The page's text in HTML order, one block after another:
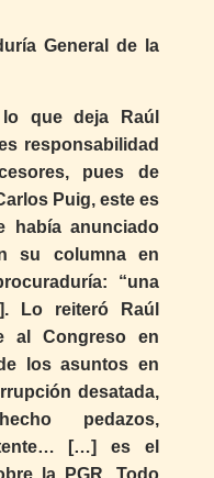
General de la
que deja Raúl
responsabilidad
pues de
Puig, este es
había anunciado
su columna en
“una
Lo reiteró Raúl
al Congreso en
los asuntos en
desatada,
pedazos,
[…] es el
la PGR. Todo